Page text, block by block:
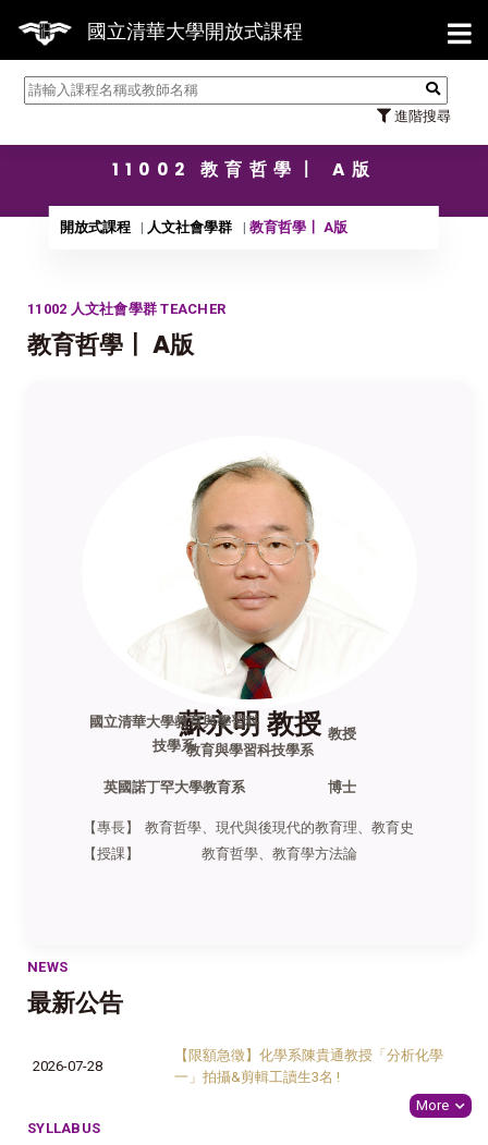
國立清華大學開放式課程
進階搜尋
【
11002 教育哲學〡 A版
開放式課程 人文社會學群 教育哲學〡 A版
11002 人文社會學群 TEACHER
教育哲學〡 A版
蘇永明 教授
教育與學習科技學系
國立清華大學教育與學習科
技學系
教授
英國諾丁罕大學教育系 博士
【專長】
教育哲學、現代與後現代的教育理、教育史
【授課】
教育哲學、教育學方法論
NEWS
最新公告
2026-07-28
【限額急徵】化學系陳貴通教授「分析化學
一」拍攝&剪輯工讀生3名 !
More
SYLLABUS